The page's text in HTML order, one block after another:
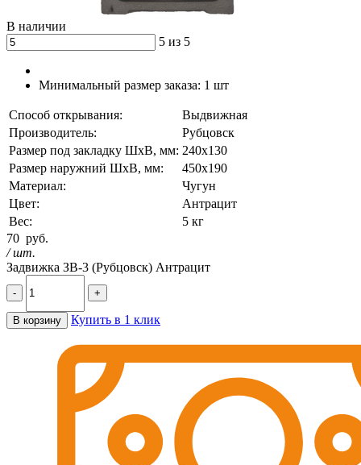
В наличии
5 из 5
Минимальный размер заказа: 1 шт
Способ открывания:
Выдвижная
Производитель:
Рубцовск
Размер под закладку ШхВ, мм: 240х130
Размер наружний ШхВ, мм:
450х190
Материал:
Чугун
Цвет:
Антрацит
Вес:
5 кг
70 руб.
/ шт.
Задвижка ЗВ-3 (Рубцовск) Антрацит
- +
В корзину Купить в 1 клик